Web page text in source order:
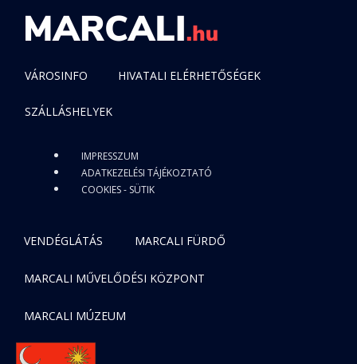
VÁROSINFO HIVATALI ELÉRHETŐSÉGEK
SZÁLLÁSHELYEK
IMPRESSZUM
ADATKEZELÉSI TÁJÉKOZTATÓ
COOKIES - SÜTIK
VENDÉGLÁTÁS MARCALI FÜRDŐ
MARCALI MŰVELŐDÉSI KÖZPONT
MARCALI MÚZEUM